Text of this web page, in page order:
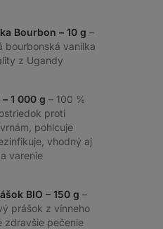
Bourbon – 10 g –
bourbonská vanilka
z Ugandy
1 000 g – 100 %
proti
pohlcuje
vhodný aj
varenie
BIO – 150 g –
prášok z vínneho
zdravšie pečenie